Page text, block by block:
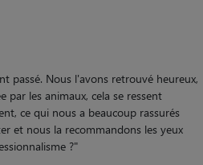
à la maison, et ça compte beaucoup.